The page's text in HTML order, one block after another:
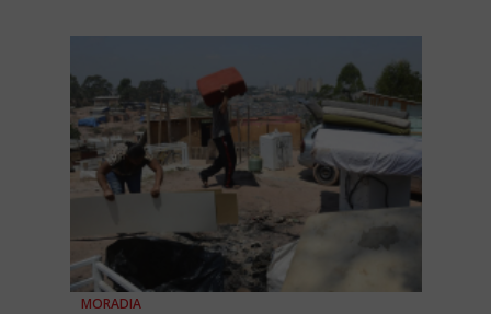
MORADIA